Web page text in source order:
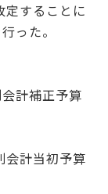
することに
った。
計補正予算
会計当初予算